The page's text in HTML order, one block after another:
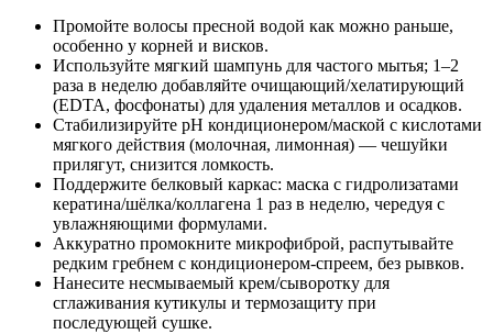
Промойте волосы пресной водой как можно раньше,
особенно у корней и висков.
Используйте мягкий шампунь для частого мытья; 1–2
раза в неделю добавляйте очищающий/хелатирующий
(EDTA, фосфонаты) для удаления металлов и осадков.
Стабилизируйте pH кондиционером/маской с кислотами
мягкого действия (молочная, лимонная) — чешуйки
прилягут, снизится ломкость.
Поддержите белковый каркас: маска с гидролизатами
кератина/шёлка/коллагена 1 раз в неделю, чередуя с
увлажняющими формулами.
Аккуратно промокните микрофиброй, распутывайте
редким гребнем с кондиционером-спреем, без рывков.
Нанесите несмываемый крем/сыворотку для
сглаживания кутикулы и термозащиту при
последующей сушке.